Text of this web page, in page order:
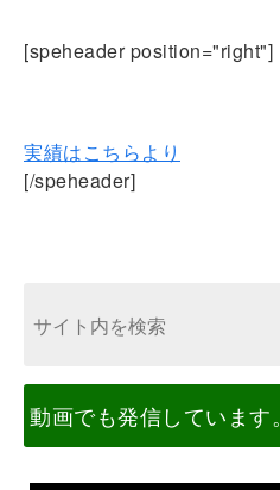
[speheader position="right"]
実績はこちらより
[/speheader]
動画でも発信しています。